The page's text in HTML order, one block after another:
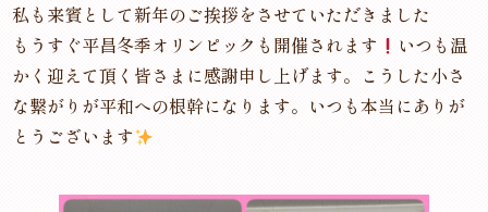
私も来賓として新年のご挨拶をさせていただきました
もうすぐ平昌冬季オリンピックも開催されます
いつも温
かく迎えて頂く皆さまに感謝申し上げます。こうした小さ
な繋がりが平和への根幹になります。いつも本当にありが
とうございます